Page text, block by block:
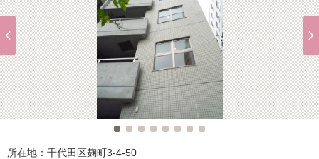
所在地： 千代田区麹町3-4-50